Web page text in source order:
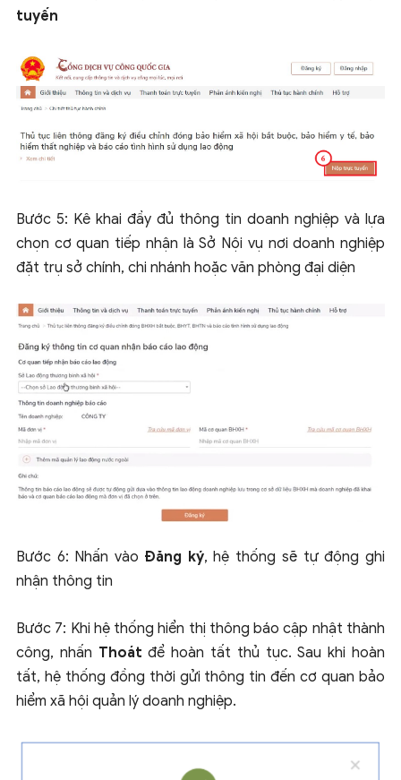
tuyến
Bước 5: Kê khai đầy đủ thông tin doanh nghiệp và lựa
chọn cơ quan tiếp nhận là Sở Nội vụ nơi doanh nghiệp
đặt trụ sở chính, chi nhánh hoặc văn phòng đại diện
Bước 6: Nhấn vào Đăng ký, hệ thống sẽ tự động ghi
nhận thông tin
Bước 7: Khi hệ thống hiển thị thông báo cập nhật thành
công, nhấn Thoát để hoàn tất thủ tục. Sau khi hoàn
tất, hệ thống đồng thời gửi thông tin đến cơ quan bảo
hiểm xã hội quản lý doanh nghiệp.